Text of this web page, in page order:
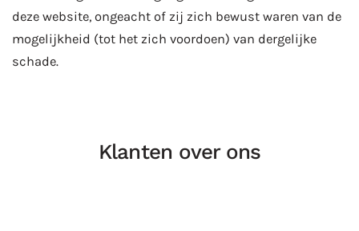
deze website, ongeacht of zij zich bewust waren van de
mogelijkheid (tot het zich voordoen) van dergelijke
schade.
Klanten over ons